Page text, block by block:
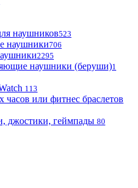
наушников523
наушники706
2295
наушники (беруши)1
113
или фитнес браслетов
джостики, геймпады 80